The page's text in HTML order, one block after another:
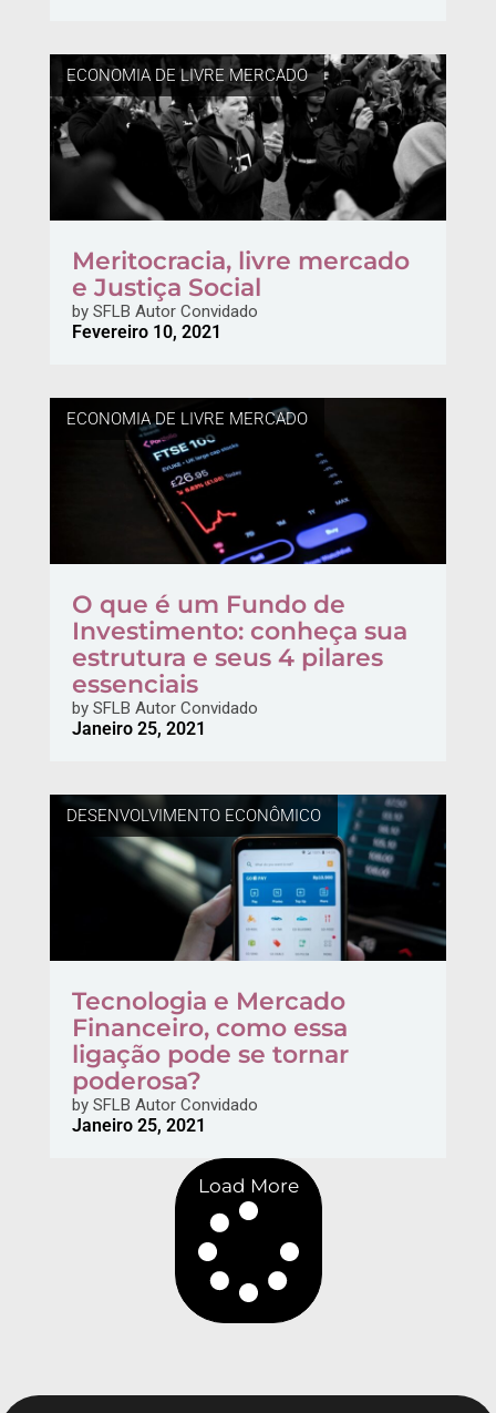
ECONOMIA DE LIVRE MERCADO
Meritocracia, livre mercado
e Justiça Social
bySFLB Autor Convidado
Fevereiro 10, 2021
ECONOMIA DE LIVRE MERCADO
O que é um Fundo de
Investimento: conheça sua
estrutura e seus 4 pilares
essenciais
bySFLB Autor Convidado
Janeiro 25, 2021
DESENVOLVIMENTO ECONÔMICO
Tecnologia e Mercado
Financeiro, como essa
ligação pode se tornar
poderosa?
bySFLB Autor Convidado
Janeiro 25, 2021
Load More